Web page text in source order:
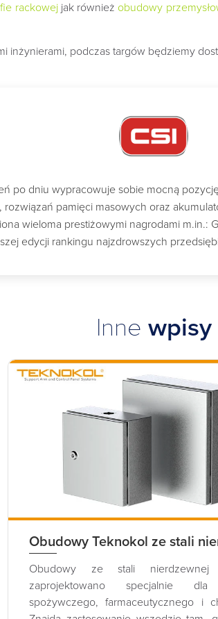
rackowejjak również obudowy
inżynierami, podczas targów będziemy
po dniu wypracowuje sobie mocną
pamięci masowych oraz
wieloma prestiżowymi nagrodami m.in.:
edycji rankingu najzdrowszych
Inne wpisy
Obudowy Teknokol ze stali
Obudowy ze stali nierdzewnej
zaprojektowano specjalnie dla
spożywczego, farmaceutycznego i